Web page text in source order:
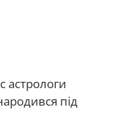
астрологи
під